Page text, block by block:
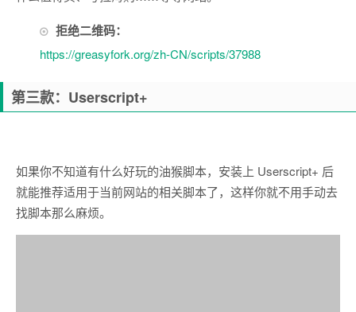
拒绝二维码：
https://greasyfork.org/zh-CN/scripts/37988
第三款：Userscript+
如果你不知道有什么好玩的油猴脚本，安装上 Userscript+ 后
就能推荐适用于当前网站的相关脚本了，这样你就不用手动去
找脚本那么麻烦。